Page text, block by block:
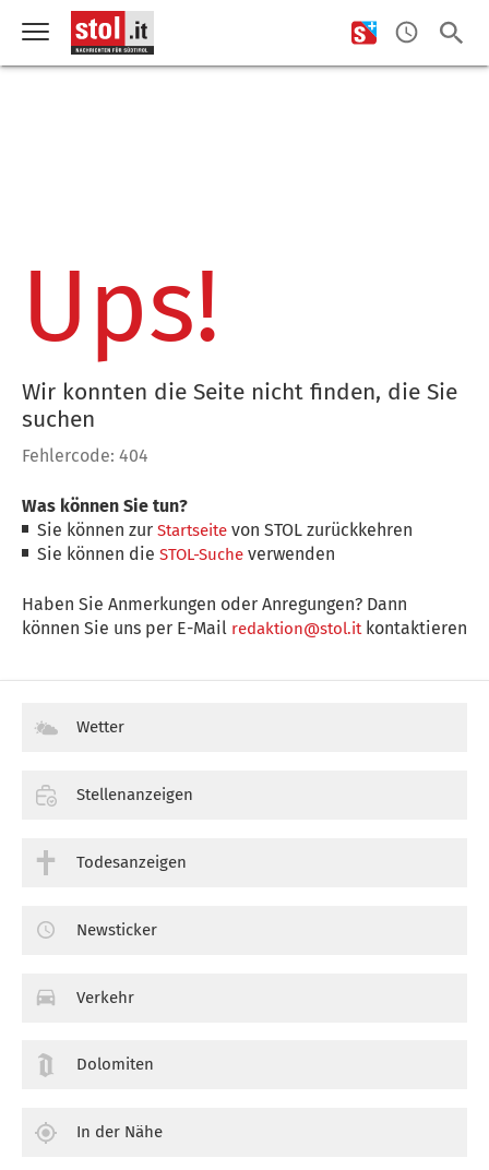
Ups!
Wir konnten die Seite nicht finden, die Sie
suchen
Fehlercode: 404
Was können Sie tun?
Sie können zurStartseite von STOL zurückkehren
Sie können dieSTOL-Suche verwenden
Haben Sie Anmerkungen oder Anregungen? Dann
können Sie uns per E-Mail redaktion@stol.itkontaktieren
Wetter
Stellenanzeigen
Todesanzeigen
Newsticker
Verkehr
Dolomiten
In der Nähe